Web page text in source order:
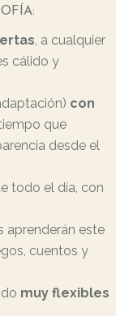
, a cualquier
cálido y
con
que
desde el
todo el día, con
aprenderán este
cuentos y
muy flexibles